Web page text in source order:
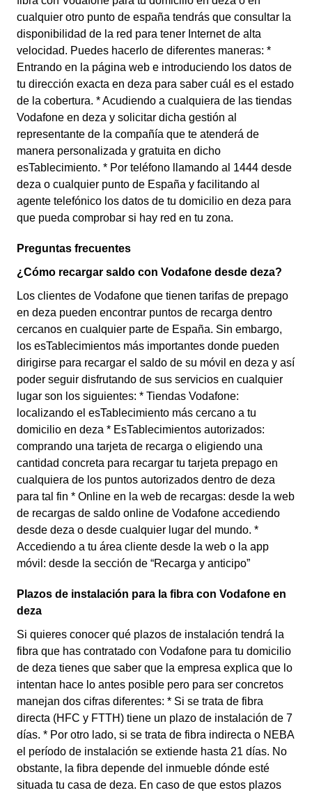
cualquier otro punto de españa tendrás que consultar la
disponibilidad de la red para tener Internet de alta
velocidad. Puedes hacerlo de diferentes maneras: *
Entrando en la página web e introduciendo los datos de
tu dirección exacta en deza para saber cuál es el estado
de la cobertura. * Acudiendo a cualquiera de las tiendas
Vodafone en deza y solicitar dicha gestión al
representante de la compañía que te atenderá de
manera personalizada y gratuita en dicho
esTablecimiento. * Por teléfono llamando al 1444 desde
deza o cualquier punto de España y facilitando al
agente telefónico los datos de tu domicilio en deza para
que pueda comprobar si hay red en tu zona.
Preguntas frecuentes
¿Cómo recargar saldo con Vodafone desde deza?
Los clientes de Vodafone que tienen tarifas de prepago
en deza pueden encontrar puntos de recarga dentro
cercanos en cualquier parte de España. Sin embargo,
los esTablecimientos más importantes donde pueden
dirigirse para recargar el saldo de su móvil en deza y así
poder seguir disfrutando de sus servicios en cualquier
lugar son los siguientes: * Tiendas Vodafone:
localizando el esTablecimiento más cercano a tu
domicilio en deza * EsTablecimientos autorizados:
comprando una tarjeta de recarga o eligiendo una
cantidad concreta para recargar tu tarjeta prepago en
cualquiera de los puntos autorizados dentro de deza
para tal fin * Online en la web de recargas: desde la web
de recargas de saldo online de Vodafone accediendo
desde deza o desde cualquier lugar del mundo. *
Accediendo a tu área cliente desde la web o la app
móvil: desde la sección de “Recarga y anticipo”
Plazos de instalación para la fibra con Vodafone en
deza
Si quieres conocer qué plazos de instalación tendrá la
fibra que has contratado con Vodafone para tu domicilio
de deza tienes que saber que la empresa explica que lo
intentan hace lo antes posible pero para ser concretos
manejan dos cifras diferentes: * Si se trata de fibra
directa (HFC y FTTH) tiene un plazo de instalación de 7
días. * Por otro lado, si se trata de fibra indirecta o NEBA
el período de instalación se extiende hasta 21 días. No
obstante, la fibra depende del inmueble dónde esté
situada tu casa de deza. En caso de que estos plazos